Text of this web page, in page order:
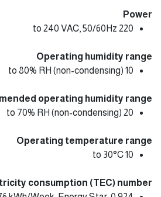
Power
220 to 240 VAC, 50/60Hz
Operating humidity range
10 to 80% RH (non-condensing)
operating humidity range
20 to 70% RH (non-condensing)
Operating temperature range
10 to 30°C
consumption (TEC) number